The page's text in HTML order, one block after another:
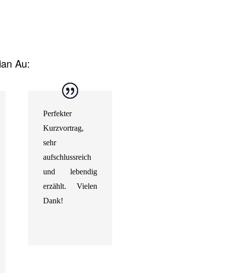
Au:
Perfekter
Kurzvortrag,
sehr
aufschlussreich
und lebendig
erzählt.Vielen
Dank!